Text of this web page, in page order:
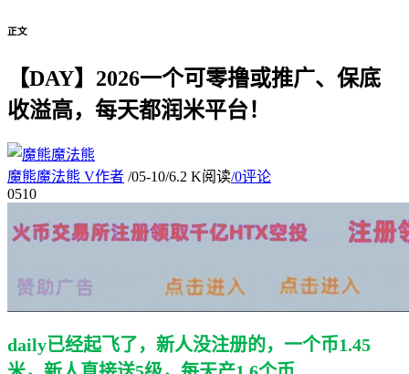
正文
【DAY】2026一个可零撸或推广、保底
收溢高，每天都润米平台！
魔熊魔法熊 V作者 /05-10/6.2 K阅读/0评论
0510
daily已经起飞了，新人没注册的，一个币1.45